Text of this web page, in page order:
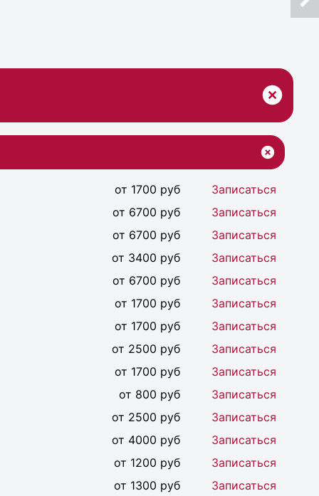
от 1700 руб
Записаться
от 6700 руб
Записаться
от 6700 руб
Записаться
от 3400 руб
Записаться
от 6700 руб
Записаться
от 1700 руб
Записаться
от 1700 руб
Записаться
от 2500 руб
Записаться
от 1700 руб
Записаться
от 800 руб
Записаться
от 2500 руб
Записаться
от 4000 руб
Записаться
от 1200 руб
Записаться
от 1300 руб
Записаться